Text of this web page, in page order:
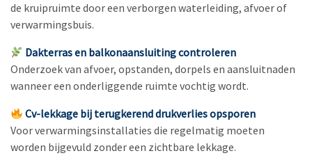
de kruipruimte door een verborgen waterleiding, afvoer of
verwarmingsbuis.
Dakterras en balkonaansluiting controleren
Onderzoek van afvoer, opstanden, dorpels en aansluitnaden
wanneer een onderliggende ruimte vochtig wordt.
Cv-lekkage bij terugkerend drukverlies opsporen
Voor verwarmingsinstallaties die regelmatig moeten
worden bijgevuld zonder een zichtbare lekkage.